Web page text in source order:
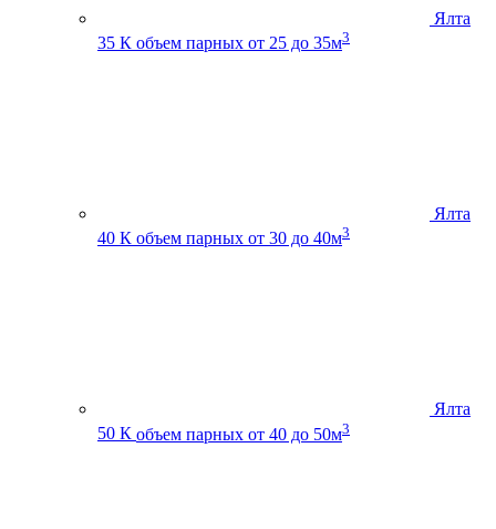
Ялта
35 К объем парных от 25 до 35м3
Ялта
40 К объем парных от 30 до 40м3
Ялта
50 К объем парных от 40 до 50м3